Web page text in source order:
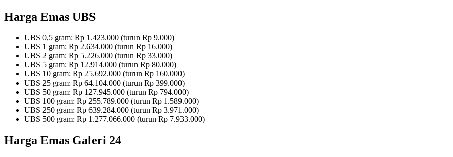
Harga Emas UBS
UBS 0,5 gram: Rp 1.423.000 (turun Rp 9.000)
UBS 1 gram: Rp 2.634.000 (turun Rp 16.000)
UBS 2 gram: Rp 5.226.000 (turun Rp 33.000)
UBS 5 gram: Rp 12.914.000 (turun Rp 80.000)
UBS 10 gram: Rp 25.692.000 (turun Rp 160.000)
UBS 25 gram: Rp 64.104.000 (turun Rp 399.000)
UBS 50 gram: Rp 127.945.000 (turun Rp 794.000)
UBS 100 gram: Rp 255.789.000 (turun Rp 1.589.000)
UBS 250 gram: Rp 639.284.000 (turun Rp 3.971.000)
UBS 500 gram: Rp 1.277.066.000 (turun Rp 7.933.000)
Harga Emas Galeri 24